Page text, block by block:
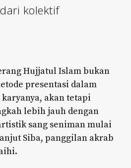
dari kolektif
Hujjatul Islam bukan
presentasi dalam
akan tetapi
lebih jauh dengan
sang seniman mulai
Siba, panggilan akrab